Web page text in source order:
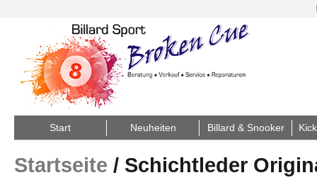
Start Neuheiten Billard & Snooker
Startseite / Schichtleder